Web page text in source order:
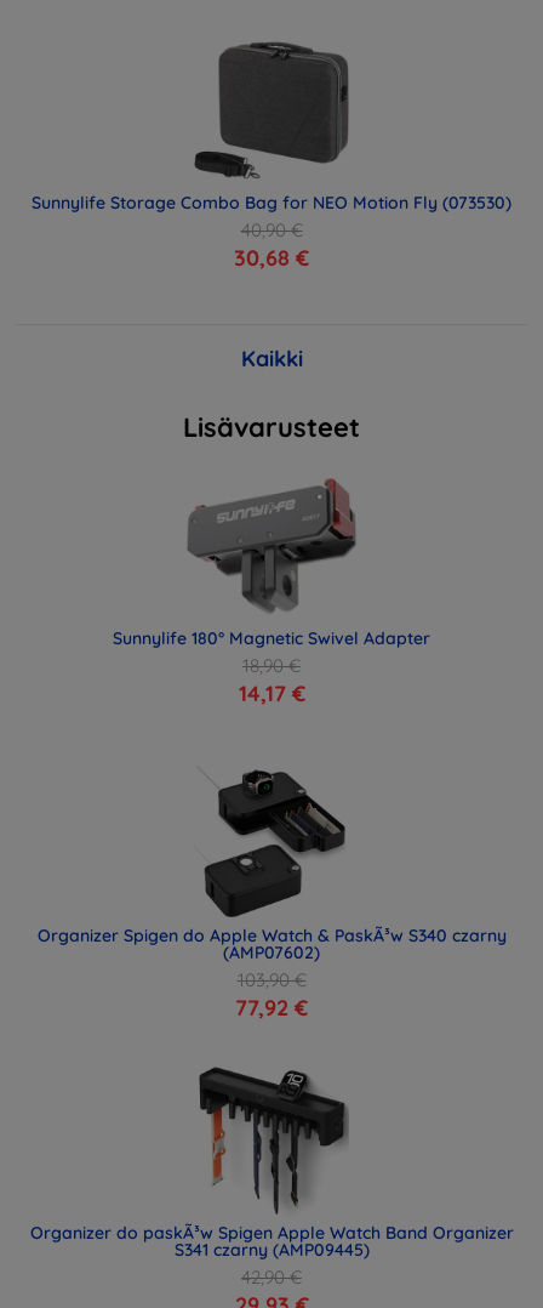
Sunnylife Storage Combo Bag for NEO Motion Fly (073530)
40,90 €
30,68 €
Kaikki
Lisävarusteet
Sunnylife 180° Magnetic Swivel Adapter
18,90 €
14,17 €
Organizer Spigen do Apple Watch & PaskÃ³w S340 czarny
(AMP07602)
103,90 €
77,92 €
Organizer do paskÃ³w Spigen Apple Watch Band Organizer
S341 czarny (AMP09445)
42,90 €